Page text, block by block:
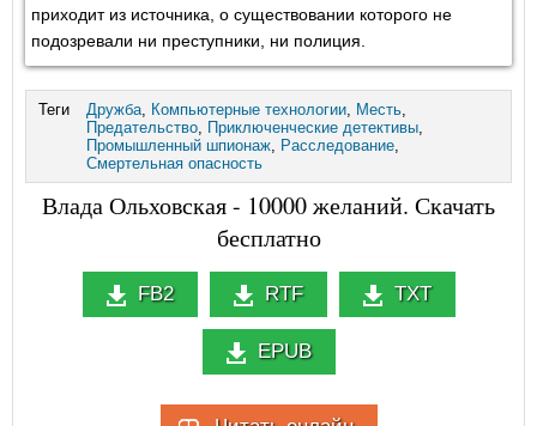
приходит из источника, о существовании которого не
подозревали ни преступники, ни полиция.
Теги Дружба, Компьютерные технологии, Месть,
Предательство, Приключенческие детективы,
Промышленный шпионаж, Расследование,
Смертельная опасность
Влада Ольховская - 10000 желаний. Скачать
бесплатно
FB2 RTF TXT
EPUB